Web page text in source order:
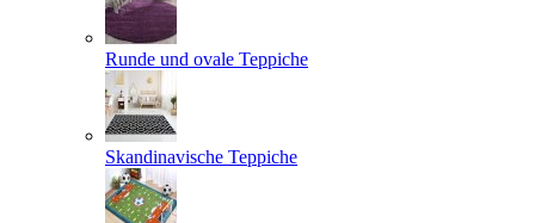
Runde und ovale Teppiche
Skandinavische Teppiche